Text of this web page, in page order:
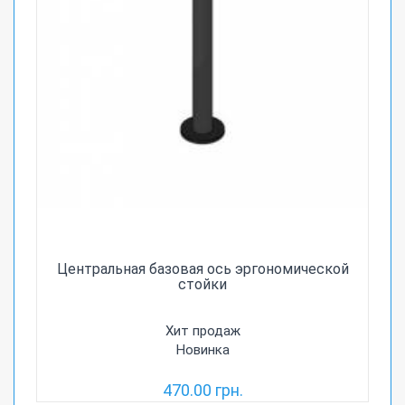
Центральная базовая ось эргономической
стойки
Хит продаж
Новинка
470.00 грн.